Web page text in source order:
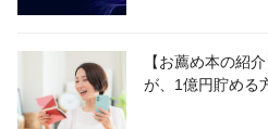
【お薦め本の紹
が、1億円貯める